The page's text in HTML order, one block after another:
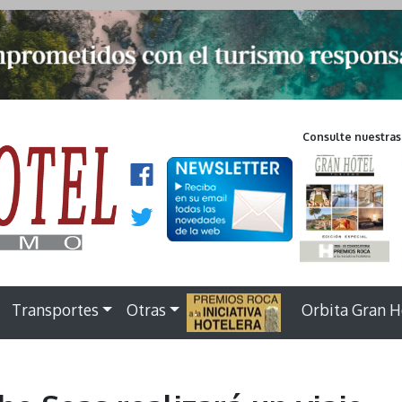
Consulte
Transportes Otras . Orbita Gran